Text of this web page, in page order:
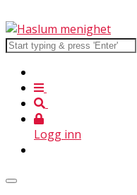
Logg inn